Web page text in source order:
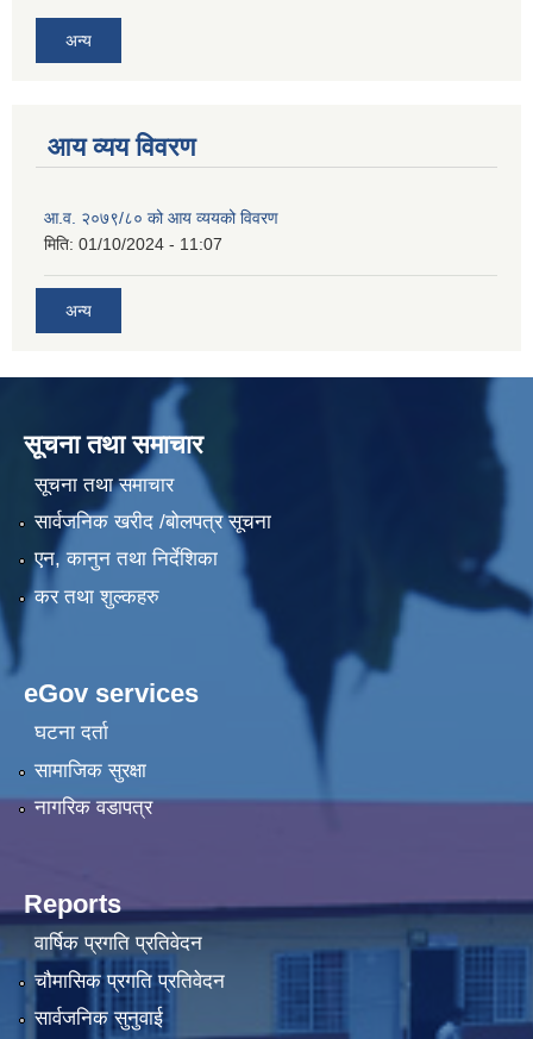
अन्य
आय व्यय विवरण
आ.व. २०७९/८० को आय व्ययको विवरण
मिति: 01/10/2024 - 11:07
अन्य
सूचना तथा समाचार
सूचना तथा समाचार
सार्वजनिक खरीद /बोलपत्र सूचना
एन, कानुन तथा निर्देशिका
कर तथा शुल्कहरु
eGov services
घटना दर्ता
सामाजिक सुरक्षा
नागरिक वडापत्र
Reports
वार्षिक प्रगति प्रतिवेदन
चौमासिक प्रगति प्रतिवेदन
सार्वजनिक सुनुवाई